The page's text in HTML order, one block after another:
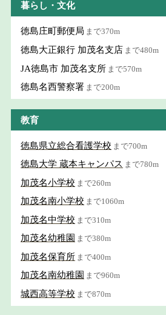
暮らし・文化
徳島庄町郵便局 まで370m
徳島大正銀行 加茂名支店 まで480m
JA徳島市 加茂名支所 まで570m
徳島名西警察署 まで200m
教育
徳島県立総合看護学校 まで700m
徳島大学 蔵本キャンパス まで780m
加茂名小学校 まで260m
加茂名南小学校 まで1060m
加茂名中学校 まで310m
加茂名幼稚園 まで380m
加茂名保育所 まで400m
加茂名南幼稚園 まで960m
城西高等学校 まで870m